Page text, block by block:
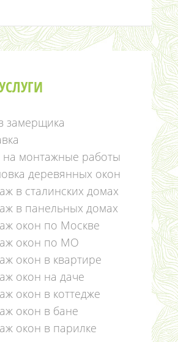
замерщика
монтажные работы
деревянных окон
в сталинских домах
в панельных домах
окон по Москве
окон по МО
окон в квартире
окон на даче
окон в коттедже
окон в бане
окон в парилке